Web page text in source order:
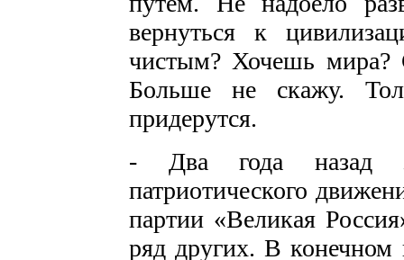
вернуться к
чистым? Хочешь мира?
Больше не скажу.
придерутся.
- Два года назад
патриотического
партии «Великая
ряд других. В конечном